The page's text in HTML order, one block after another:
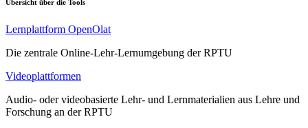
Übersicht über die Tools
Lernplattform OpenOlat
Die zentrale Online-Lehr-Lernumgebung der RPTU
Videoplattformen
Audio- oder videobasierte Lehr- und Lernmaterialien aus Lehre und
Forschung an der RPTU